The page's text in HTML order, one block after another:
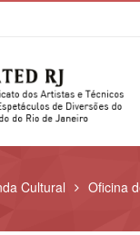
Cultural Oficina